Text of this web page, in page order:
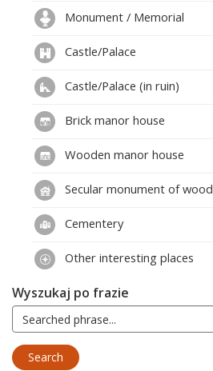
Monument / Memorial
Castle/Palace
Castle/Palace (in ruin)
Brick manor house
Wooden manor house
Secular monument of
Cementery
Other interesting places
Wyszukaj po frazie